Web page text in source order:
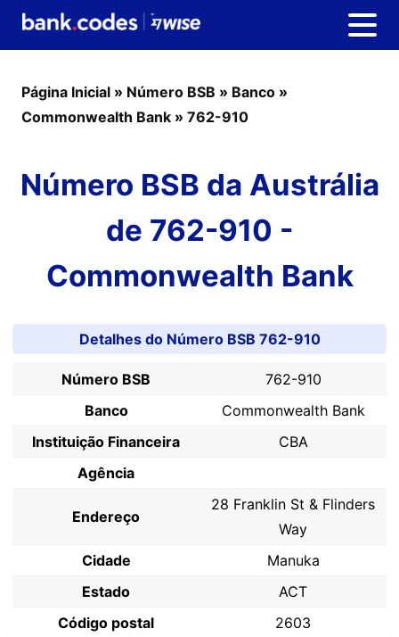
Página Inicial » Número BSB » Banco »
Commonwealth Bank » 762-910
Número BSB da Austrália
de 762-910 -
Commonwealth Bank
Detalhes do Número BSB 762-910
Número BSB
762-910
Banco
Commonwealth Bank
Instituição Financeira
CBA
Agência
Endereço
28 Franklin St & Flinders
Way
Cidade
Manuka
Estado
ACT
Código postal
2603